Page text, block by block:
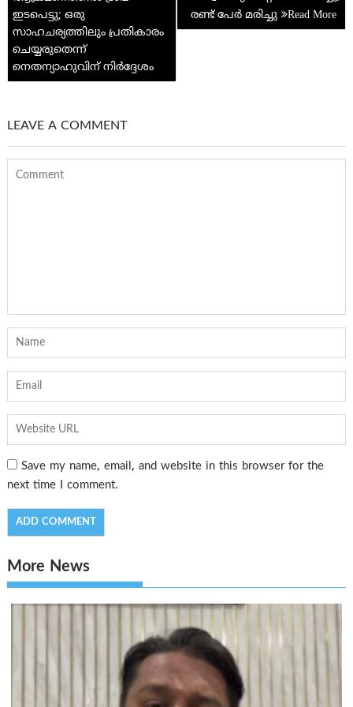
ഇടപെട്ടു; ഒരു
സാഹചര്യത്തിലും പ്രതികാരം
ചെയ്യരുതെന്ന്
നെതന്യാഹുവിന് നിര്‍ദ്ദേശം
രണ്ട് പേർ മരിച്ചു
LEAVE A COMMENT
Save my name, email, and website in this browser for the
next time I comment.
More News